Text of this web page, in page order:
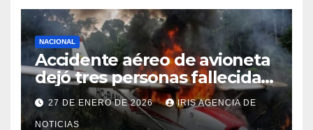
NACIONAL
Accidente aéreo de avioneta
dejó tres personas fallecidas
en provincia de Morona
Santiago
27 DE ENERO DE 2026 IRIS AGENCIA DE
NOTICIAS